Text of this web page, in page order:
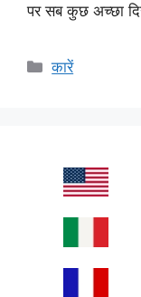
पर सब कुछ अच्छा
Categories
कारें